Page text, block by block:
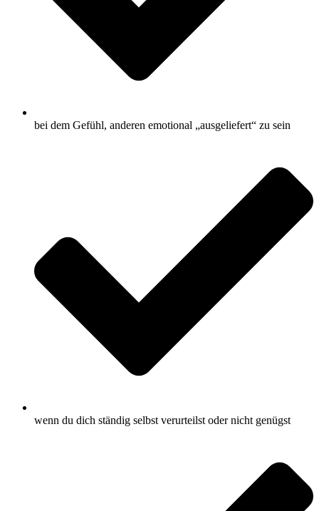
bei dem Gefühl, anderen emotional „ausgeliefert“ zu sein
wenn du dich ständig selbst verurteilst oder nicht genügst